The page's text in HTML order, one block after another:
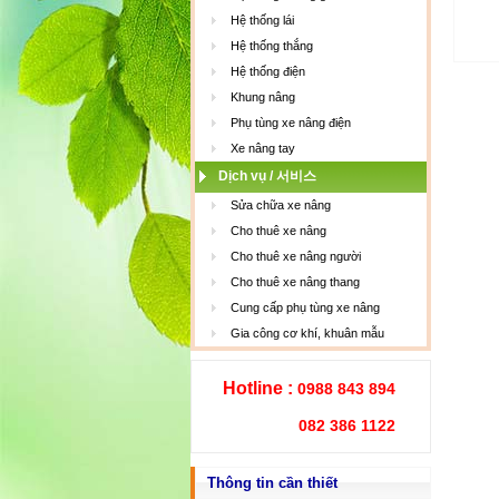
Hệ thống lái
Hệ thống thắng
Hệ thống điện
Khung nâng
Phụ tùng xe nâng điện
Xe nâng tay
Dịch vụ / 서비스
Sửa chữa xe nâng
Cho thuê xe nâng
Cho thuê xe nâng người
Cho thuê xe nâng thang
Cung cấp phụ tùng xe nâng
Gia công cơ khí, khuân mẫu
Hotline : 0988 843 894
082 386 1122
Thông tin cần thiết